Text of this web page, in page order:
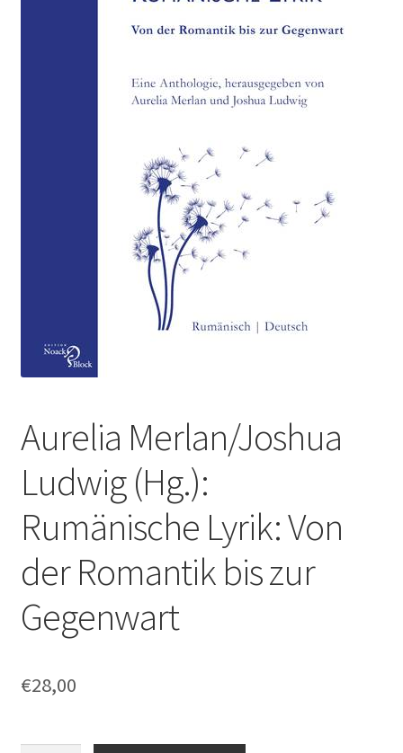
Aurelia Merlan/Joshua
Ludwig (Hg.):
Rumänische Lyrik: Von
der Romantik bis zur
Gegenwart
€28,00